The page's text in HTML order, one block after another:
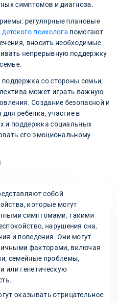
симптомов и диагноза.
регулярные плановые
детского психолога помогают
вносить необходимые
непрерывную поддержку
со стороны семьи,
может играть важную
Создание безопасной и
ребенка, участие в
и поддержка социальных
его эмоциональному
собой
которые могут
симптомами, такими
нарушения сна,
и поведения. Они могут
факторами, включая
семейные проблемы,
или генетическую
оказывать отрицательное